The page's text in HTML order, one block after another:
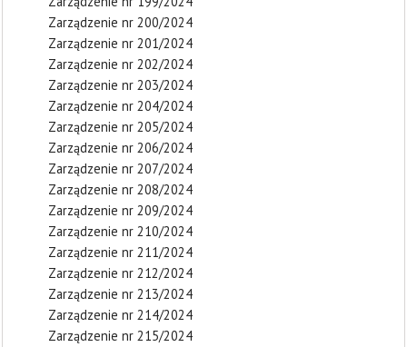
Zarządzenie nr 200/2024
Zarządzenie nr 201/2024
Zarządzenie nr 202/2024
Zarządzenie nr 203/2024
Zarządzenie nr 204/2024
Zarządzenie nr 205/2024
Zarządzenie nr 206/2024
Zarządzenie nr 207/2024
Zarządzenie nr 208/2024
Zarządzenie nr 209/2024
Zarządzenie nr 210/2024
Zarządzenie nr 211/2024
Zarządzenie nr 212/2024
Zarządzenie nr 213/2024
Zarządzenie nr 214/2024
Zarządzenie nr 215/2024